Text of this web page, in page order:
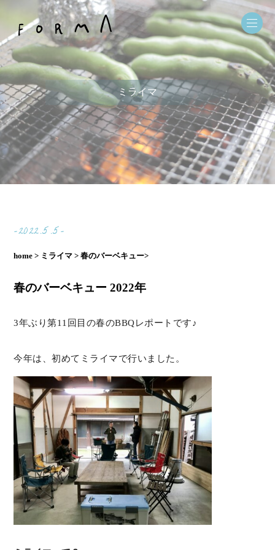
ミライマ
-2022.5.5-
home > ミライマ > 春のバーベキュー>
春のバーベキュー 2022年
3年ぶり第11回目の春のBBQレポートです♪
今年は、初めてミライマで行いました。